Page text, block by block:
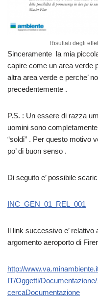
Risultati degli
Sinceramente la mia
capire come un area verde
altra area verde e perche’
precedentemente .
P.S. : Un essere di razza
uomini sono
“soldi” . Per questo motivo
po’ di buon senso .
Di seguito e’ possibile
INC_GEN_01_REL_001
Il link successivo e’
argomento aeroporto di
http://
IT/Oggetti/
cercaDocumentazione